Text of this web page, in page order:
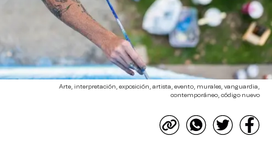
Arte, interpretación, exposición, artista, evento, murales, vanguardia,
contemporáneo, código nuevo